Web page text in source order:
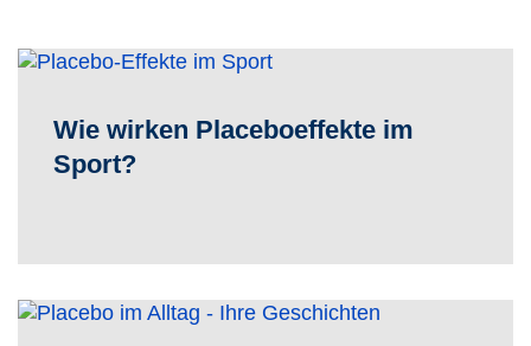
Wie wirken Placeboeffekte im
Sport?